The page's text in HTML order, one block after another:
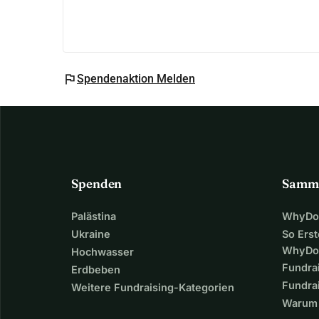
flagSpendenaktion Melden
Spenden
Palästina
Ukraine
Hochwasser
Erdbeben
Weitere Fundraising-Kategorien
So